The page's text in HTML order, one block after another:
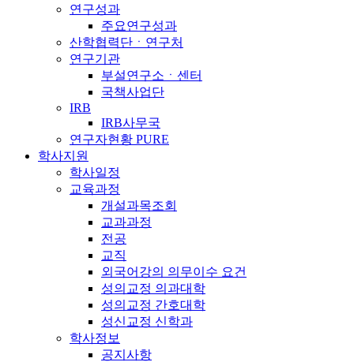
연구성과
주요연구성과
산학협력단ㆍ연구처
연구기관
부설연구소ㆍ센터
국책사업단
IRB
IRB사무국
연구자현황 PURE
학사지원
학사일정
교육과정
개설과목조회
교과과정
전공
교직
외국어강의 의무이수 요건
성의교정 의과대학
성의교정 간호대학
성신교정 신학과
학사정보
공지사항